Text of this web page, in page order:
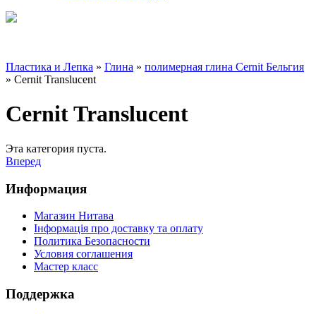
Пластика и Лепка » Глина » полимерная глина Cernit Бельгия
» Cernit Translucent
Cernit Translucent
Эта категория пуста.
Вперед
Информация
Магазин Нитава
Інформація про доставку та оплату
Политика Безопасности
Условия соглашения
Мастер класс
Поддержка